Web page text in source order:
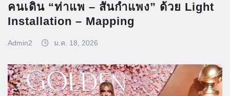
คนเดิน “ท่าแพ – สันกำแพง” ด้วย Light
Installation – Mapping
Admin2 ม.ค. 18, 2026